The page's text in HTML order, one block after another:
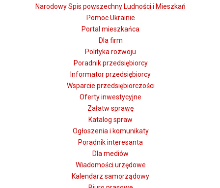
Narodowy Spis powszechny Ludności i Mieszkań
Pomoc Ukrainie
Portal mieszkańca
Dla firm
Polityka rozwoju
Poradnik przedsiębiorcy
Informator przedsiębiorcy
Wsparcie przedsiębiorczości
Oferty inwestycyjne
Załatw sprawę
Katalog spraw
Ogłoszenia i komunikaty
Poradnik interesanta
Dla mediów
Wiadomości urzędowe
Kalendarz samorządowy